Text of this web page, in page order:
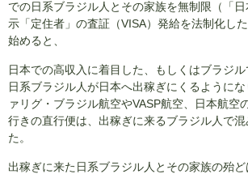
での日系ブラジル人とその家族を無制限（「
示「定住者」の査証（VISA）発給を法制化し
始めると、
日本での高収入に着目した、もしくはブラジ
日系ブラジル人が日本へ出稼ぎにくるように
ァリグ・ブラジル航空やVASP航空、日本航空
行きの直行便は、出稼ぎに来るブラジル人で
た。
出稼ぎに来た日系ブラジル人とその家族の殆